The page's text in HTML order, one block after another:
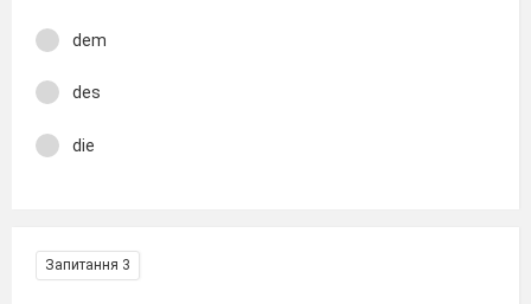
dem
des
die
Запитання 3